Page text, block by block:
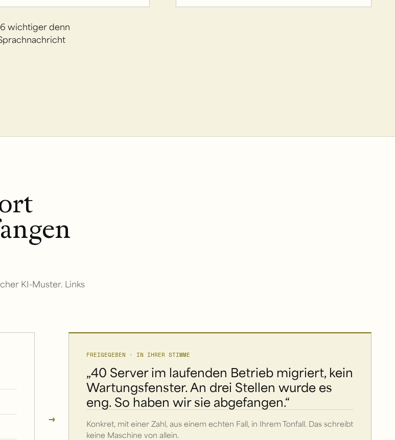
wichtiger denn
KI-Muster. Links
→
FREIGEGEBEN · IN IHRER STIMME
„40 Server im laufenden Betrieb migriert, kein
Wartungsfenster. An drei Stellen wurde es
eng. So haben wir sie abgefangen.“
Konkret, mit einer Zahl, aus einem echten Fall, in Ihrem Tonfall. Das schreibt
keine Maschine von allein.